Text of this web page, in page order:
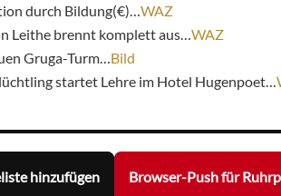
durch Bildung(€)… WAZ
Leithe brennt komplett aus… WAZ
Gruga-Turm… Bild
startet Lehre im Hotel Hugenpoet…
hinzufügen Browser-Push für